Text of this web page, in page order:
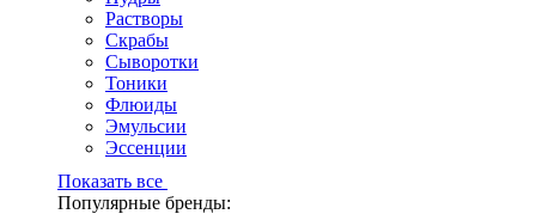
Растворы
Скрабы
Сыворотки
Тоники
Флюиды
Эмульсии
Эссенции
Показать все
Популярные бренды: